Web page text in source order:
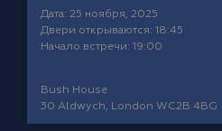
Дата: 25 ноября, 2025
Двери открываются: 18:45
Начало встречи: 19:00
Bush House
30 Aldwych, London WC2B 4BG